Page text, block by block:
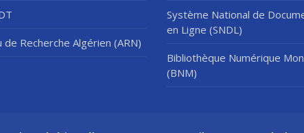
de Recherche Algérien (ARN)
Système National de
en Ligne (SNDL)
Bibliothèque Numérique
(BNM)